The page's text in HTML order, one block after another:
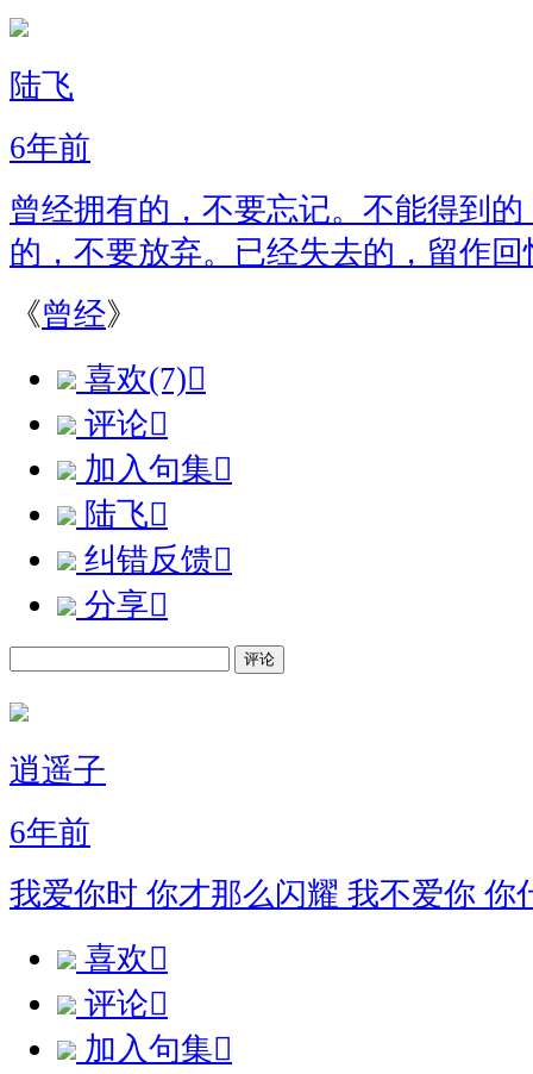
陆飞
6年前
曾经拥有的，不要忘记。不能得到
的，不要放弃。已经失去的，留作回
《曾经》
喜欢(7)
评论
加入句集
陆飞
纠错反馈
分享
评论
逍遥子
6年前
我爱你时 你才那么闪耀 我不爱你 你
喜欢
评论
加入句集